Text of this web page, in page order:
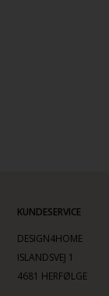
KUNDESERVICE
DESIGN4HOME
ISLANDSVEJ 1
4681 HERFØLGE